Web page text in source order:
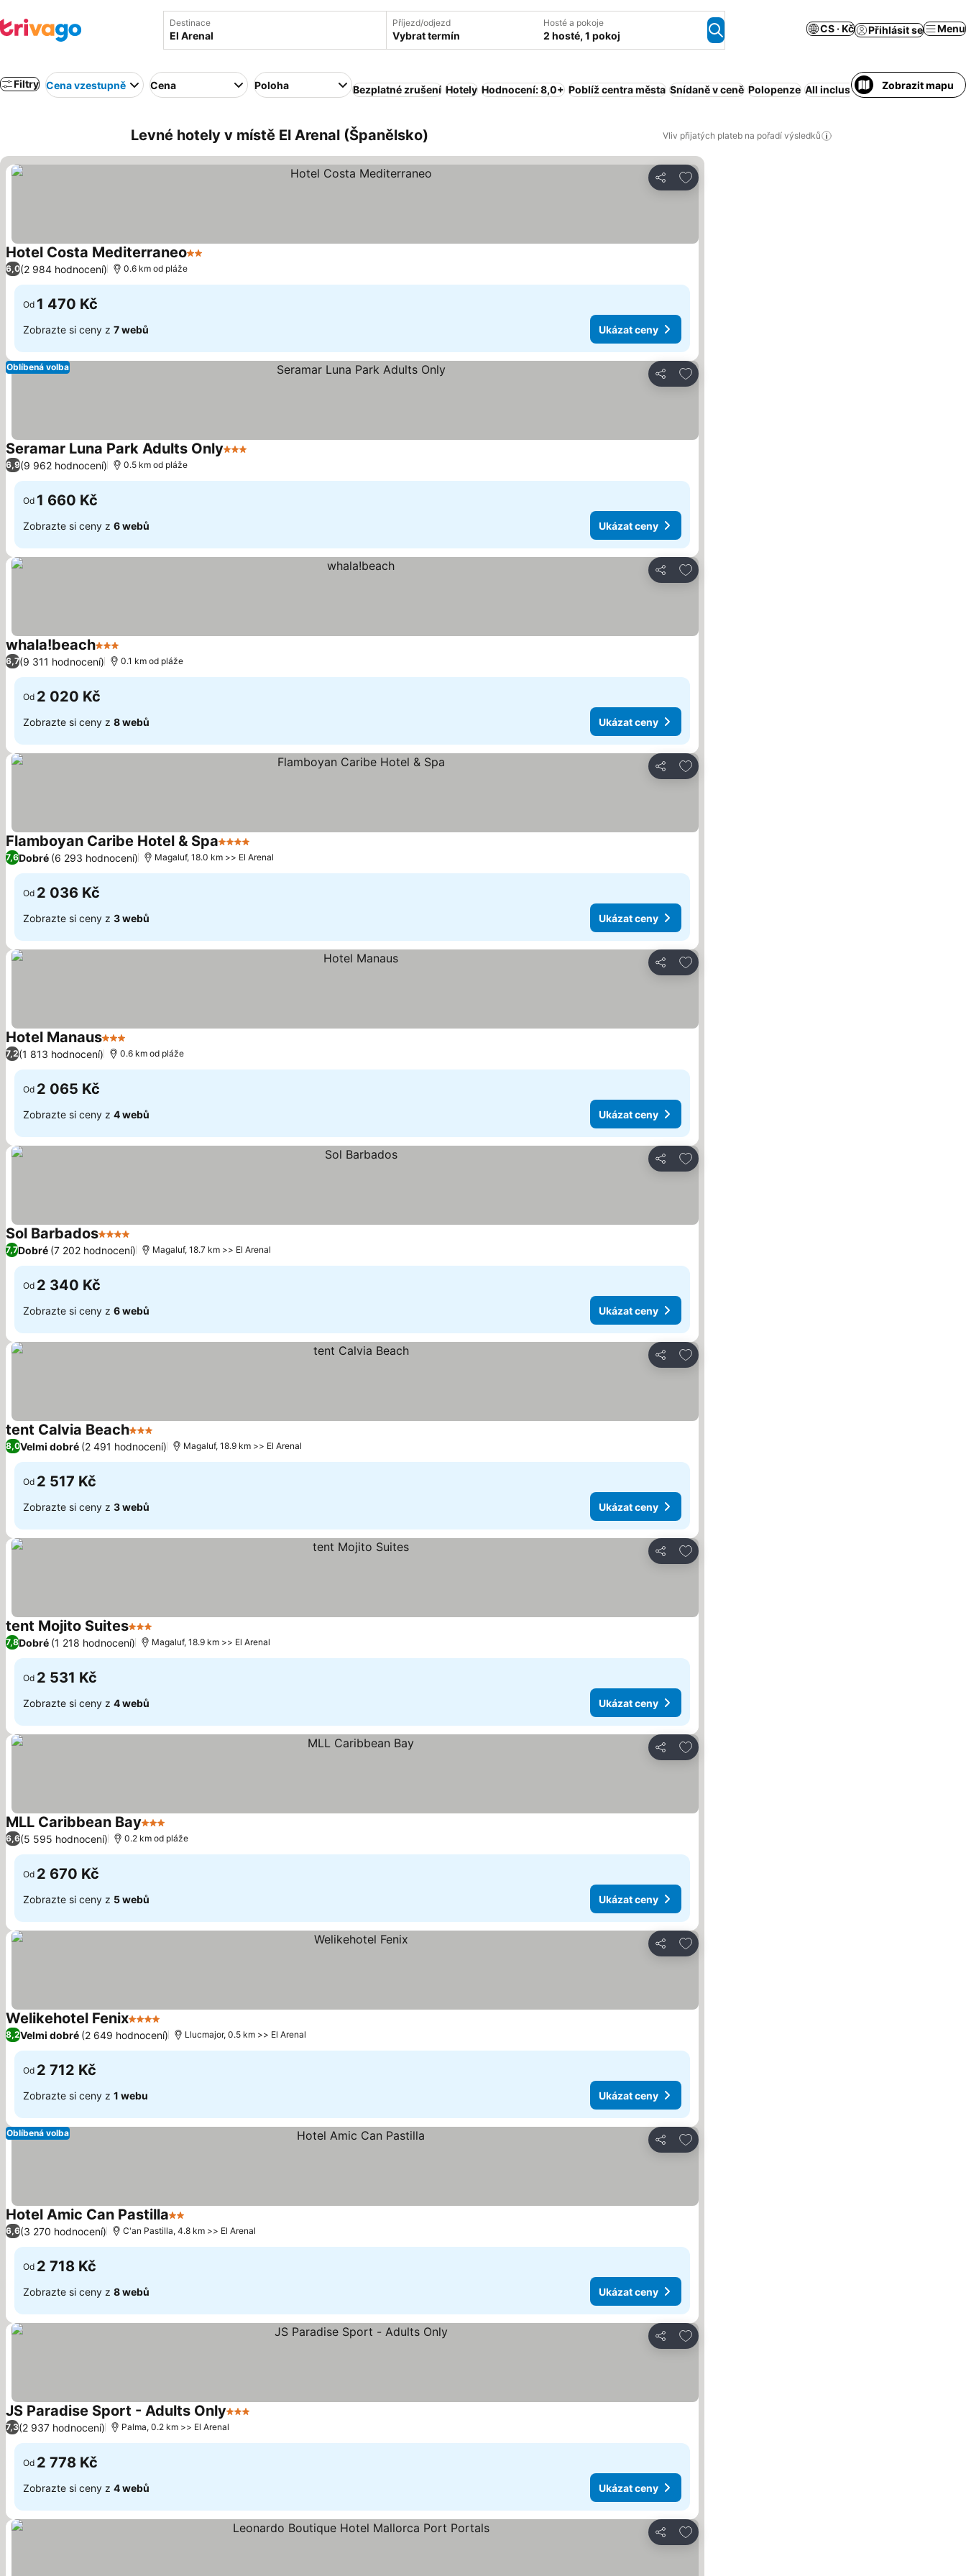
Destinace Příjezd/odjezd
Vybrat termín
Hosté a pokoje
2 hosté, 1 pokoj
CS · Kč Přihlásit se Menu
Filtry Cena vzestupně Cena Poloha Bezplatné zrušení Hotely Hodnocení: 8,0+ Poblíž centra města Snídaně v ceně Polopenze All inclusive Bazén Pláž
Zobrazit mapu
Levné hotely v místě El Arenal (Španělsko) Vliv přijatých plateb na pořadí výsledků
Sdílet
Přidat na seznam oblíbených hotelů
Hotel Costa Mediterraneo2 Počet hvězdiček
6,0(2 984 hodnocení) 0.6 km od pláže
Od 1 470 Kč
Zobrazte si ceny z 7 webů Ukázat ceny
Sdílet
Přidat na seznam oblíbených hotelů
Oblíbená volba
Seramar Luna Park Adults Only3 Počet hvězdiček
6,9(9 962 hodnocení) 0.5 km od pláže
Od 1 660 Kč
Zobrazte si ceny z 6 webů Ukázat ceny
Sdílet
Přidat na seznam oblíbených hotelů
whala!beach3 Počet hvězdiček
6,7(9 311 hodnocení) 0.1 km od pláže
Od 2 020 Kč
Zobrazte si ceny z 8 webů Ukázat ceny
Sdílet
Přidat na seznam oblíbených hotelů
Flamboyan Caribe Hotel & Spa4 Počet hvězdiček
7,6Dobré (6 293 hodnocení) Magaluf, 18.0 km >> El Arenal
Od 2 036 Kč
Zobrazte si ceny z 3 webů Ukázat ceny
Sdílet
Přidat na seznam oblíbených hotelů
Hotel Manaus3 Počet hvězdiček
7,2(1 813 hodnocení) 0.6 km od pláže
Od 2 065 Kč
Zobrazte si ceny z 4 webů Ukázat ceny
Sdílet
Přidat na seznam oblíbených hotelů
Sol Barbados4 Počet hvězdiček
Ukázat ceny
7,7Dobré (7 202 hodnocení) Magaluf, 18.7 km >> El Arenal
Od 2 340 Kč
Zobrazte si ceny z 6 webů Ukázat ceny
Sdílet
Přidat na seznam oblíbených hotelů
tent Calvia Beach3 Počet hvězdiček
Ukázat ceny
8,0Velmi dobré (2 491 hodnocení) Magaluf, 18.9 km >> El Arenal
Od 2 517 Kč
Zobrazte si ceny z 3 webů Ukázat ceny
Sdílet
Přidat na seznam oblíbených hotelů
tent Mojito Suites3 Počet hvězdiček
7,8Dobré (1 218 hodnocení) Magaluf, 18.9 km >> El Arenal
Od 2 531 Kč
Zobrazte si ceny z 4 webů Ukázat ceny
Sdílet
Přidat na seznam oblíbených hotelů
MLL Caribbean Bay3 Počet hvězdiček
6,6(5 595 hodnocení) 0.2 km od pláže
Od 2 670 Kč
Zobrazte si ceny z 5 webů Ukázat ceny
Sdílet
Přidat na seznam oblíbených hotelů
Welikehotel Fenix4 Počet hvězdiček
Ukázat ceny
8,2Velmi dobré (2 649 hodnocení) Llucmajor, 0.5 km >> El Arenal
Od 2 712 Kč
Zobrazte si ceny z 1 webu Ukázat ceny
Sdílet
Přidat na seznam oblíbených hotelů
Oblíbená volba
Hotel Amic Can Pastilla2 Počet hvězdiček
6,6(3 270 hodnocení) C'an Pastilla, 4.8 km >> El Arenal
Od 2 718 Kč
Zobrazte si ceny z 8 webů Ukázat ceny
Sdílet
Přidat na seznam oblíbených hotelů
JS Paradise Sport - Adults Only3 Počet hvězdiček
7,3(2 937 hodnocení) Palma, 0.2 km >> El Arenal
Od 2 778 Kč
Zobrazte si ceny z 4 webů Ukázat ceny
Sdílet
Přidat na seznam oblíbených hotelů